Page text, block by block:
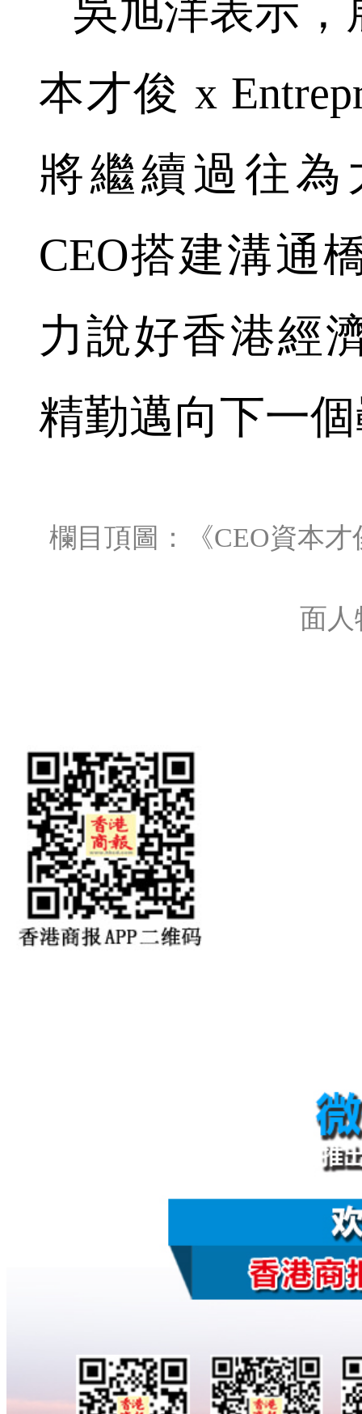
吳旭洋表示，
本才俊 x
將繼續過往
CEO搭建溝通
力說好香港經
精勤邁向下一
欄目頂圖：《CEO資本才
面人